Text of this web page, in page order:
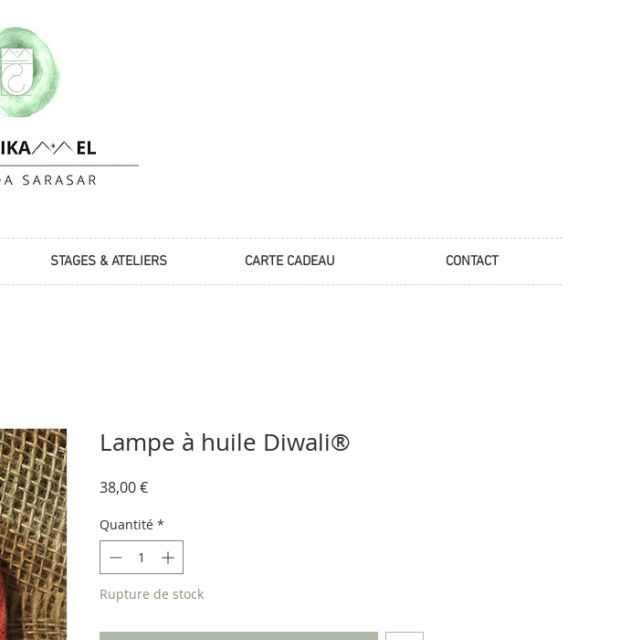
STAGES & ATELIERS CARTE CADEAU CONTACT
Lampe à huile Diwali®
38,00 €Prix
Quantité *
Rupture de stock